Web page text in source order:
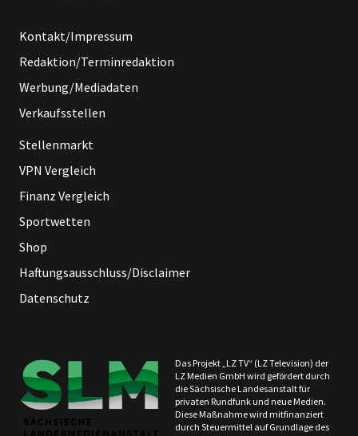
Kontakt/Impressum
Redaktion/Terminredaktion
Werbung/Mediadaten
Verkaufsstellen
Stellenmarkt
VPN Vergleich
Finanz Vergleich
Sportwetten
Shop
Haftungsausschluss/Disclaimer
Datenschutz
Das Projekt „LZ TV“ (LZ Television) der
LZ Medien GmbH wird gefördert durch
die Sächsische Landesanstalt für
privaten Rundfunk und neue Medien.
Diese Maßnahme wird mitfinanziert
durch Steuermittel auf Grundlage des